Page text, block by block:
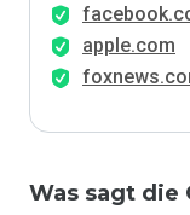
apple.com
Was sagt die